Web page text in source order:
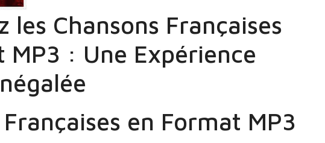
les Chansons Françaises
MP3 : Une Expérience
en Format MP3